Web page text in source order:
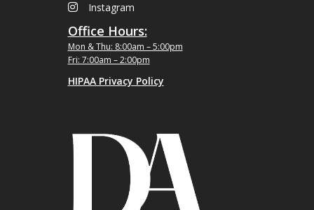
Instagram
Office Hours:
Mon & Thu: 8:00am – 5:00pm
Fri: 7:00am – 2:00pm
HIPAA Privacy Policy